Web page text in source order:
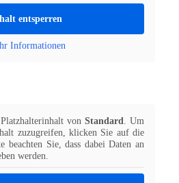
entsperren
Informationen
von Standard. Um
zuzugreifen, klicken Sie auf die
beachten Sie, dass dabei Daten an
werden.